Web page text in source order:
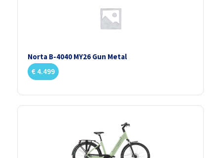
Norta B-4040 MY26 Gun Metal
€ 4.499